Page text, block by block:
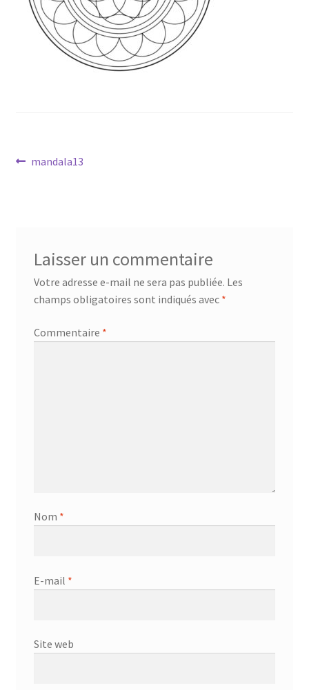
Mandalathèque
Me contacter
Vidéos
Navigation
Article
mandala13
Laisser un commentaire
Votre adresse e-mail ne sera pas publiée. Les
champs obligatoires sont indiqués avec *
Commentaire *
Nom *
E-mail *
Site web